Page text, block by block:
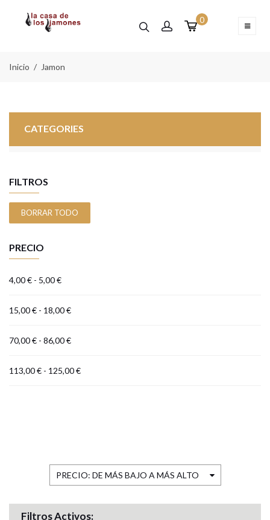
0
Inicio Jamon
CATEGORIES
FILTROS
BORRAR TODO
PRECIO
4,00 € - 5,00 €
15,00 € - 18,00 €
70,00 € - 86,00 €
113,00 € - 125,00 €
PRECIO: DE MÁS BAJO A MÁS ALTO
Filtros Activos: